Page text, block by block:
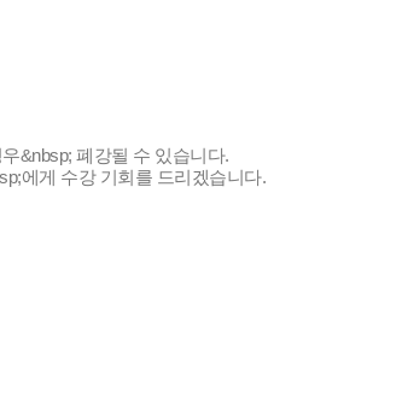
&nbsp; 폐강될 수 있습니다.
에게 수강 기회를 드리겠습니다.